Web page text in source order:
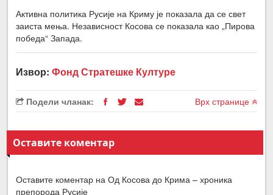
Активна политика Русије на Криму је показала да се свет
заиста мења. Независност Косова се показала као „Пирова
победа“ Запада.
Извор:Фонд Стратешке Културе
Подели чланак: Врх странице
Оставите коментар
Оставите коментар на Од Косова до Крима – хроника
препорода Русије